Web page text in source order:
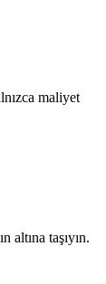
maliyet
taşıyın.